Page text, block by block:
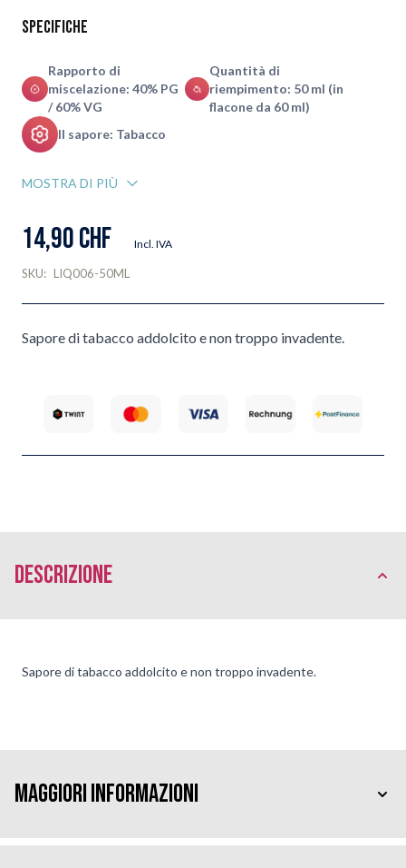
Specifiche
Rapporto di
miscelazione: 40% PG
/ 60% VG
Quantità di
riempimento: 50 ml (in
flacone da 60 ml)
Il sapore: Tabacco
MOSTRA DI PIÙ
14,90 CHF Incl. IVA
SKU: LIQ006-50ML
Sapore di tabacco addolcito e non troppo invadente.
Descrizione
Sapore di tabacco addolcito e non troppo invadente.
Maggiori Informazioni